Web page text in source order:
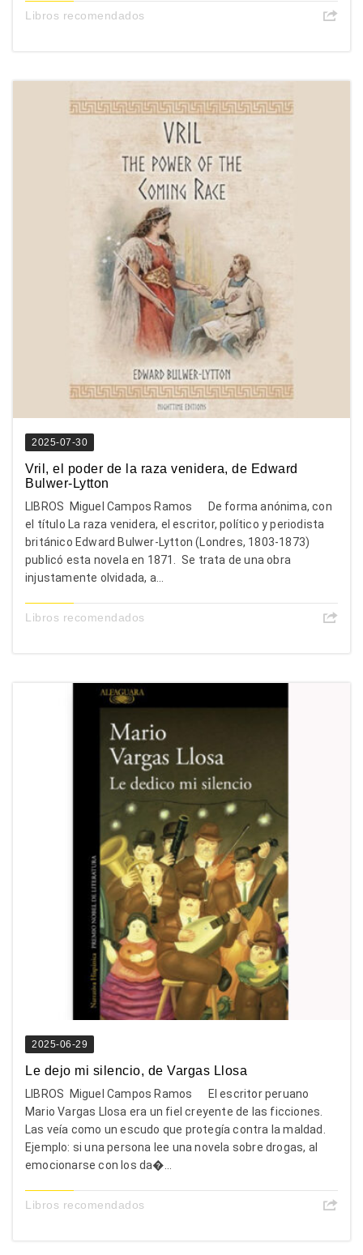
Libros recomendados
2025-07-30
Vril, el poder de la raza venidera, de Edward
Bulwer-Lytton
LIBROS Miguel Campos Ramos De forma anónima, con
el título La raza venidera, el escritor, político y periodista
británico Edward Bulwer-Lytton (Londres, 1803-1873)
publicó esta novela en 1871. Se trata de una obra
injustamente olvidada, a...
Libros recomendados
2025-06-29
Le dejo mi silencio, de Vargas Llosa
LIBROS Miguel Campos Ramos El escritor peruano
Mario Vargas Llosa era un fiel creyente de las ficciones.
Las veía como un escudo que protegía contra la maldad.
Ejemplo: si una persona lee una novela sobre drogas, al
emocionarse con los da�...
Libros recomendados